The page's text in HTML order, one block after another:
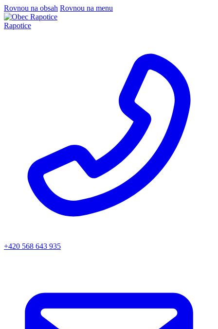
Rovnou na obsah Rovnou na menu
Rapotice
+420 568 643 935